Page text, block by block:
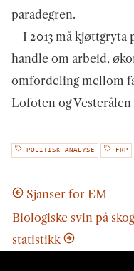
paradegren.
I 2013 må kjøttgryta
handle om arbeid,
omfordeling mellom
Lofoten og Vesterålen
POLITISK ANALYSE FRP
Sjanser for EM
Biologiske svin på
statistikk